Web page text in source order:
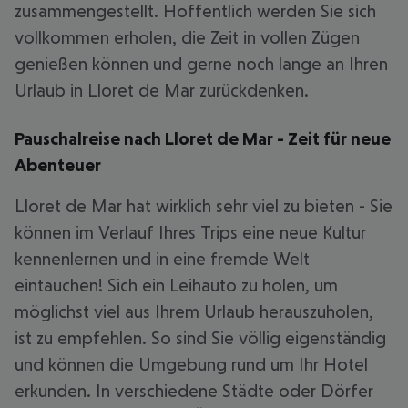
zusammengestellt. Hoffentlich werden Sie sich
vollkommen erholen, die Zeit in vollen Zügen
genießen können und gerne noch lange an Ihren
Urlaub in Lloret de Mar zurückdenken.
Pauschalreise nach Lloret de Mar - Zeit für neue
Abenteuer
Lloret de Mar hat wirklich sehr viel zu bieten - Sie
können im Verlauf Ihres Trips eine neue Kultur
kennenlernen und in eine fremde Welt
eintauchen! Sich ein Leihauto zu holen, um
möglichst viel aus Ihrem Urlaub herauszuholen,
ist zu empfehlen. So sind Sie völlig eigenständig
und können die Umgebung rund um Ihr Hotel
erkunden. In verschiedene Städte oder Dörfer